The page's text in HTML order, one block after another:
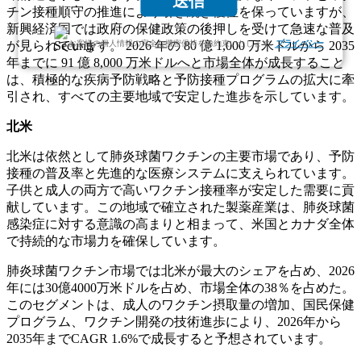
お客様の個人情報の完全な機密保持をお約束いたします. プライバシー
チン接種順守の推進により引き続き優位を保っていますが、
新興経済国では政府の保健政策の後押しを受けて急速な普及
が見られています。 2026 年の 80 億 1,000 万米ドルから 2035
年までに 91 億 8,000 万米ドルへと市場全体が成長すること
は、積極的な疾病予防戦略と予防接種プログラムの拡大に牽
引され、すべての主要地域で安定した進歩を示しています。
北米
北米は依然として肺炎球菌ワクチンの主要市場であり、予防
接種の普及率と先進的な医療システムに支えられています。
子供と成人の両方で高いワクチン接種率が安定した需要に貢
献しています。この地域で確立された製薬産業は、肺炎球菌
感染症に対する意識の高まりと相まって、米国とカナダ全体
で持続的な市場力を確保しています。
肺炎球菌ワクチン市場では北米が最大のシェアを占め、2026
年には30億4000万米ドルを占め、市場全体の38％を占めた。
このセグメントは、成人のワクチン摂取量の増加、国民保健
プログラム、ワクチン開発の技術進歩により、2026年から
2035年までCAGR 1.6%で成長すると予想されています。